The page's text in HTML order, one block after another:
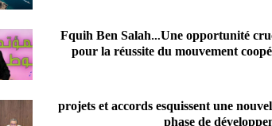
Fquih Ben Salah…Une opportunité
pour la réussite du mouvement
15 projets et accords esquissent une